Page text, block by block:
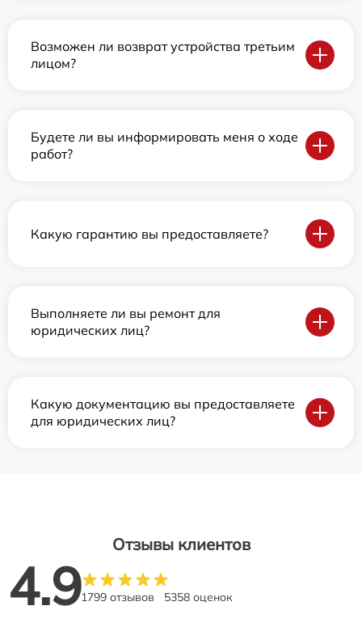
Возможен ли возврат устройства третьим
лицом?
Будете ли вы информировать меня о ходе
работ?
Какую гарантию вы предоставляете?
Выполняете ли вы ремонт для
юридических лиц?
Какую документацию вы предоставляете
для юридических лиц?
Отзывы клиентов
4.91799 отзывов 5358 оценок